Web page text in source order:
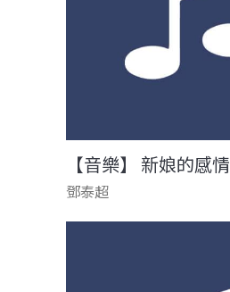
【音樂】 新娘的感情
鄧泰超